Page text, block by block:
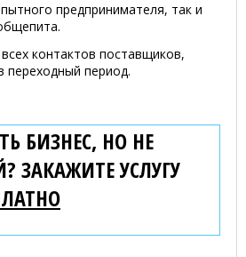
предпринимателя, так и
контактов поставщиков,
период.
БИЗНЕС, НО НЕ
ЗАКАЖИТЕ УСЛУГУ